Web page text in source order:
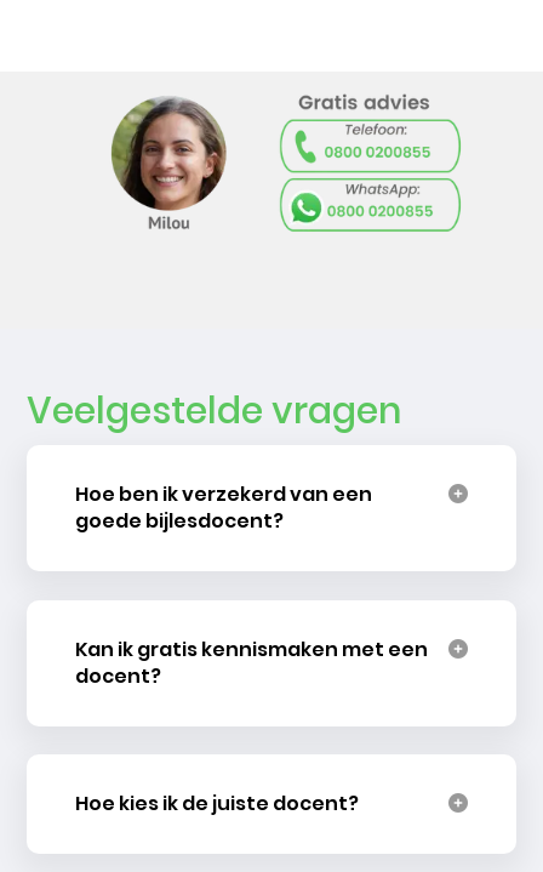
Veelgestelde vragen
Hoe ben ik verzekerd van een
goede bijlesdocent?
Kan ik gratis kennismaken met een
docent?
Hoe kies ik de juiste docent?